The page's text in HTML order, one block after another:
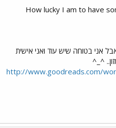
“How lucky I am to have
אני בטוחה שיש עוד ואני אישית
^_^
http://www.goodreads.com/